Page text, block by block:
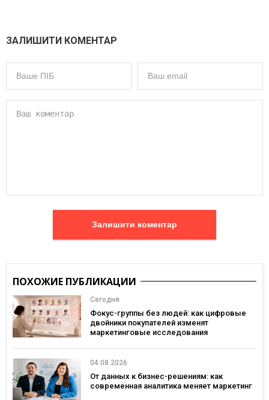
ЗАЛИШИТИ КОМЕНТАР
Залишити коментар
ПОХОЖИЕ ПУБЛИКАЦИИ
Сегодня
Фокус-группы без людей: как цифровые
двойники покупателей изменят
маркетинговые исследования
04.08.2026
От данных к бизнес-решениям: как
современная аналитика меняет маркетинг